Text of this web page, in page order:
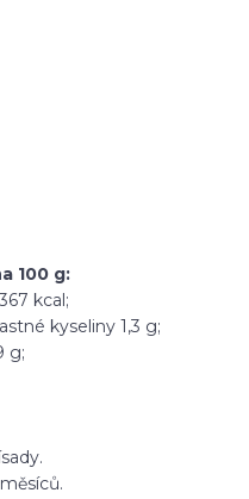
100 g:
kcal;
kyseliny 1,3 g;
g;